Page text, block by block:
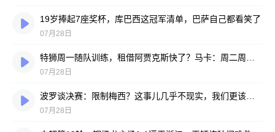
19岁捧起7座奖杯，库巴西这冠军清单，巴萨自己都看笑了
07月28日
07月28日
07月28日